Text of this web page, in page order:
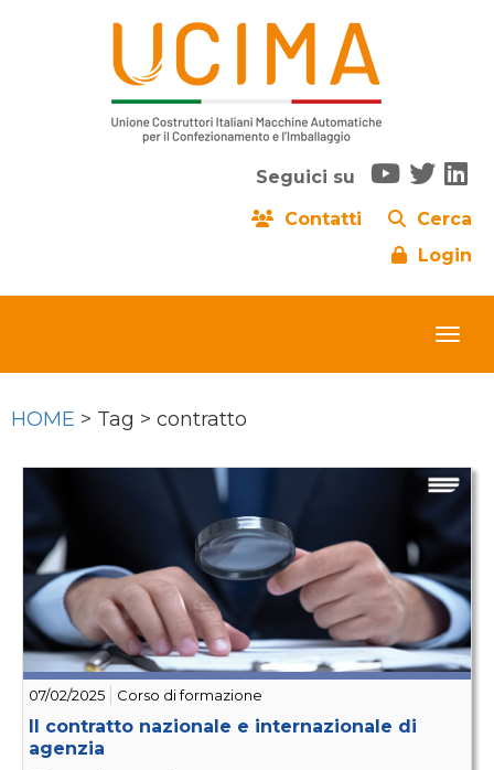
Seguici su
Contatti
Cerca
Login
HOME > Tag > contratto
07/02/2025 Corso di formazione
Il contratto nazionale e internazionale di
agenzia